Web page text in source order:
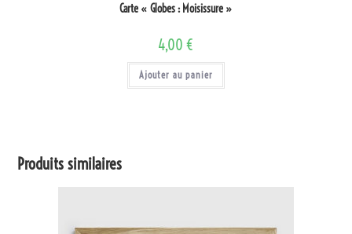
Carte « Globes : Moisissure »
4,00 €
Ajouter au panier
Produits similaires